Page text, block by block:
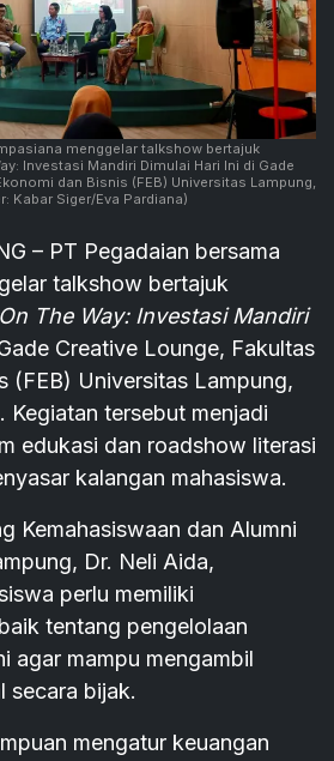
menggelar talkshow bertajuk
Investasi Mandiri Dimulai Hari Ini di Gade
dan Bisnis (FEB) Universitas Lampung,
Kabar Siger/Eva Pardiana)
– PT Pegadaian bersama
talkshow bertajuk
The Way: Investasi Mandiri
Creative Lounge, Fakultas
(FEB) Universitas Lampung,
Kegiatan tersebut menjadi
edukasi dan roadshow literasi
kalangan mahasiswa.
Kemahasiswaan dan Alumni
Dr. Neli Aida,
perlu memiliki
tentang pengelolaan
agar mampu mengambil
secara bijak.
mengatur keuangan